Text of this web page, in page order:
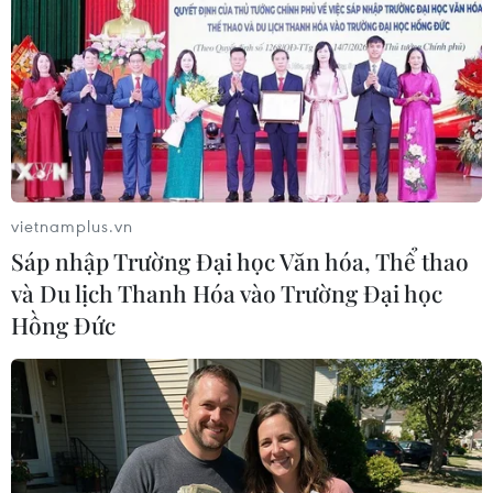
nơi; ngày nắng nóng, có nơi nắng nóng gay gắt;
trong mưa dông có khả năng xảy ra lốc, sét,
mưa đá và gió giật mạnh. Nhiệt độ thấp nhất từ
28-31 độ C. Nhiệt độ cao nhất từ 35-37 độ C, có
nơi trên 38 độ C.
Các tỉnh, thành phố từ Đà Nẵng đến Bình Thuận
nơi; ngày nắng nóng, có nơi nắng nóng gay gắt;
trong mưa dông có khả năng xảy ra lốc, sét,
mưa đá và gió giật mạnh. Nhiệt độ thấp nhất từ
28-31 độ C. Nhiệt độ cao nhất từ 35-37 độ C, có
nơi trên 38 độ C.
Khu vực Tây Nguyên nhiều mây, chiều và đêm
có mưa rào và dông rải rác, cục bộ có mưa to;
trong mưa dông có khả năng xảy ra lốc, sét,
vietnamplus.vn
Sáp nhập Trường Đại học Văn hóa, Thể thao
và Du lịch Thanh Hóa vào Trường Đại học
Hồng Đức